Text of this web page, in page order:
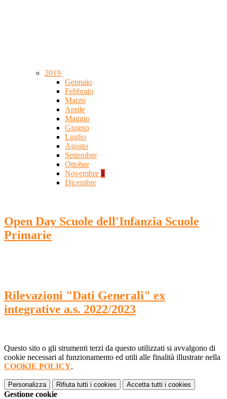
2019
Gennaio
Febbraio
Marzo
Aprile
Maggio
Giugno
Luglio
Agosto
Settembre
Ottobre
Novembre 1
Dicembre
Open Day Scuole dell'Infanzia Scuole
Primarie
Rilevazioni "Dati Generali" ex
integrative a.s. 2022/2023
Questo sito o gli strumenti terzi da questo utilizzati si avvalgono di
cookie necessari al funzionamento ed utili alle finalità illustrate nella
COOKIE POLICY.
Personalizza Rifiuta tutti i cookies Accetta tutti i cookies
Gestione cookie